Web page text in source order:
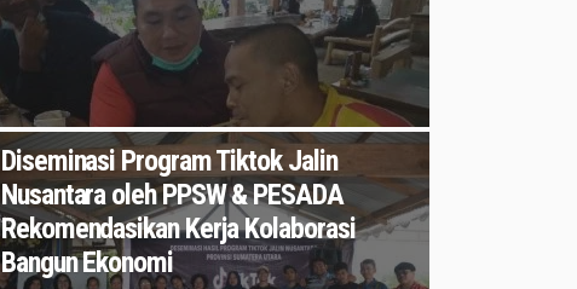
Diseminasi Program Tiktok Jalin
Nusantara oleh PPSW & PESADA
Rekomendasikan Kerja Kolaborasi
Bangun Ekonomi